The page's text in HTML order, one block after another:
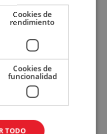
ir desde un
de
que has probado
Cookies de
rendimiento
Cookies de
funcionalidad
TODO